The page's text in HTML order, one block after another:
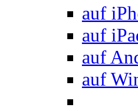
auf
auf
auf
auf